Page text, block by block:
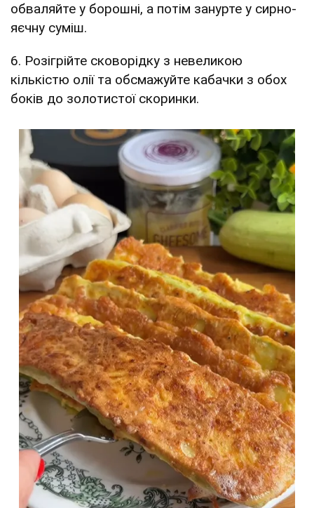
обваляйте у борошні, а потім занурте у сирно-
яєчну суміш.
6. Розігрійте сковорідку з невеликою
кількістю олії та обсмажуйте кабачки з обох
боків до золотистої скоринки.